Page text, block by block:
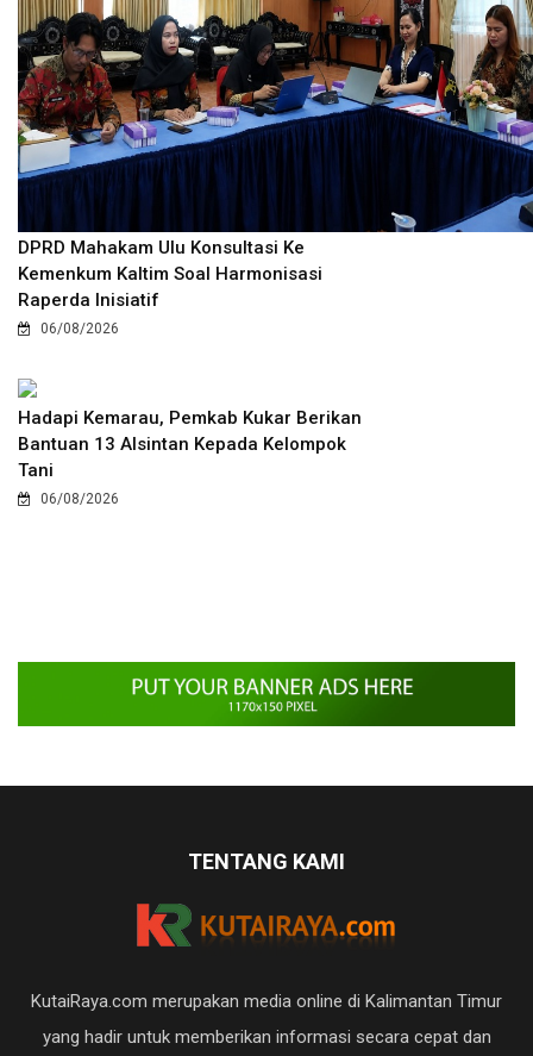
DPRD Mahakam Ulu Konsultasi Ke
Kemenkum Kaltim Soal Harmonisasi
Raperda Inisiatif
06/08/2026
Hadapi Kemarau, Pemkab Kukar Berikan
Bantuan 13 Alsintan Kepada Kelompok
Tani
06/08/2026
TENTANG KAMI
KutaiRaya.com merupakan media online di Kalimantan Timur
yang hadir untuk memberikan informasi secara cepat dan